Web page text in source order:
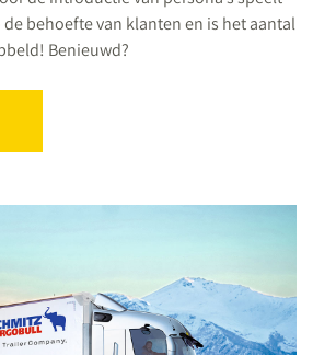
behoefte van klanten en is het aantal
Benieuwd?